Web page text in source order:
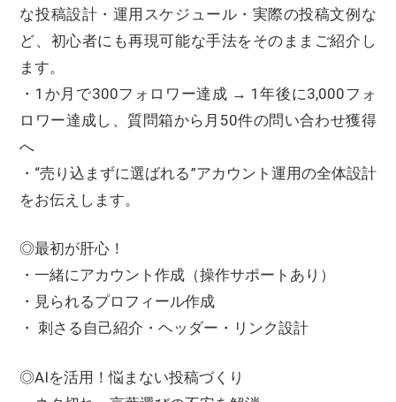
な投稿設計・運用スケジュール・実際の投稿文例な
ど、初心者にも再現可能な手法をそのままご紹介し
ます。
・1か月で300フォロワー達成 → 1年後に3,000フォ
ロワー達成し、質問箱から月50件の問い合わせ獲得
へ
・“売り込まずに選ばれる”アカウント運用の全体設計
をお伝えします。
◎最初が肝心！
・一緒にアカウント作成（操作サポートあり）
・見られるプロフィール作成
・ 刺さる自己紹介・ヘッダー・リンク設計
◎AIを活用！悩まない投稿づくり